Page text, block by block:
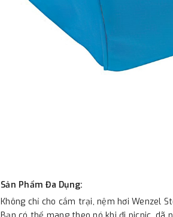
Sản Phẩm Đa Dụng:
Không chỉ cho cắm trại, nệm hơi Wenzel